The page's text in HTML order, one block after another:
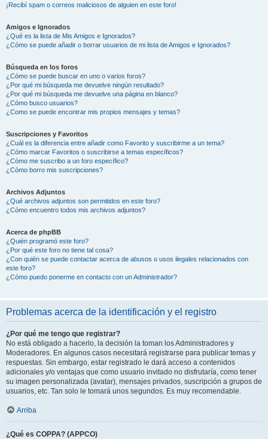
¡Recibí spam o correos maliciosos de alguien en este foro!
Amigos e Ignorados
¿Qué es la lista de Mis Amigos e Ignorados?
¿Cómo se puede añadir o borrar usuarios de mi lista de Amigos e Ignorados?
Búsqueda en los foros
¿Cómo se puede buscar en uno o varios foros?
¿Por qué mi búsqueda me devuelve ningún resultado?
¿Por qué mi búsqueda me devuelve una página en blanco?
¿Cómo busco usuarios?
¿Como se puede encontrar mis propios mensajes y temas?
Suscripciones y Favoritos
¿Cuál es la diferencia entre añadir como Favorito y suscribirme a un tema?
¿Cómo marcar Favoritos o suscribirse a temas específicos?
¿Cómo me suscribo a un foro específico?
¿Cómo borro mis suscripciones?
Archivos Adjuntos
¿Qué archivos adjuntos son permitidos en este foro?
¿Cómo encuentro todos mis archivos adjuntos?
Acerca de phpBB
¿Quién programó este foro?
¿Por qué este foro no tiene tal cosa?
¿Con quién se puede contactar acerca de abusos o usos ilegales relacionados con
este foro?
¿Cómo puedo ponerme en contacto con un Administrador?
Problemas acerca de la identificación y el registro
¿Por qué me tengo que registrar?
No está obligado a hacerlo, la decisión la toman los Administradores y
Moderadores. En algunos casos necesitará registrarse para publicar temas y
respuestas. Sin embargo, estar registrado le dará acceso a contenidos
adicionales y/o ventajas que como usuario invitado no disfrutaría, como tener
su imagen personalizada (avatar), mensajes privados, suscripción a grupos de
usuarios, etc. Tan solo le tomará unos segundos. Es muy recomendable.
Arriba
¿Qué es COPPA? (APPCO)